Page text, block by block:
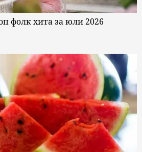
фолк хита за юли 2026